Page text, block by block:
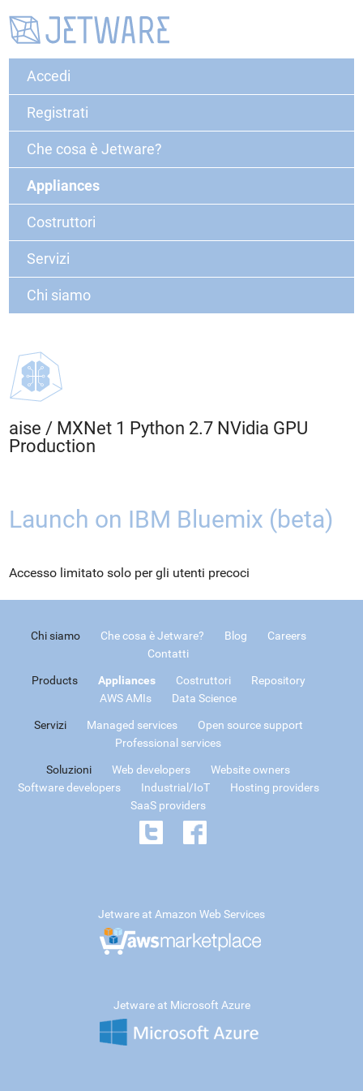
Accedi
Registrati
Che cosa è Jetware?
Appliances
Costruttori
Servizi
Chi siamo
aise / MXNet 1 Python 2.7 NVidia GPU
Production
Launch on IBM Bluemix (beta)
Accesso limitato solo per gli utenti precoci
Chi siamo Che cosa è Jetware? Blog
Careers
Contatti
Products Appliances Costruttori
Repository
AWS AMIs
Data Science
Servizi Managed services
Open source support
Professional services
Soluzioni Web developers
Website owners
Software developers
Industrial/IoT
Hosting providers
SaaS providers
Jetware at Amazon Web Services
Jetware at Microsoft Azure